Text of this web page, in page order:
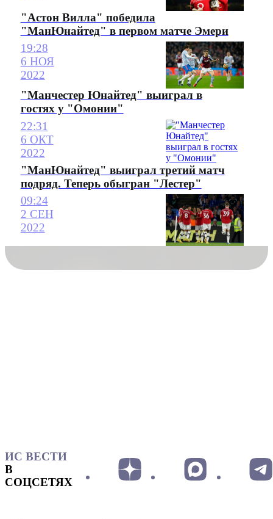
"Астон Вилла" победила
"МанЮнайтед" в первом матче Эмери
19:28
6 НОЯ
2022
"Манчестер Юнайтед" выиграл в
гостях у "Омонии"
22:31
6 ОКТ
2022
"МанЮнайтед" выиграл третий матч
подряд. Теперь обыгран "Лестер"
09:24
2 СЕН
2022
ИС ВЕСТИ
В
СОЦСЕТЯХ